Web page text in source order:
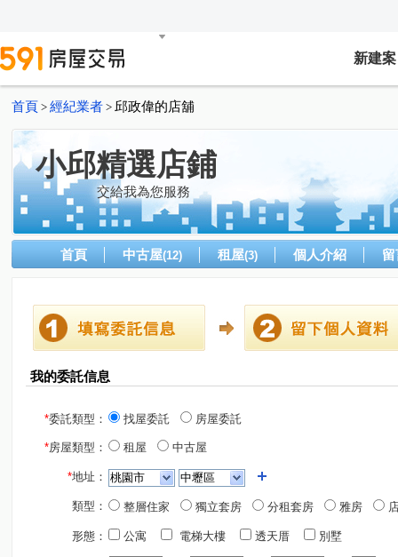
新建案
首頁 > 經紀業者 > 邱政偉的店舖
小邱精選店鋪
交給我為您服務
首頁 中古屋(12) 租屋(3) 個人介紹
我的委託信息
*委託類型： 找屋委託 房屋委託
*房屋類型： 租屋 中古屋
*地址：
類型： 整層住家 獨立套房 分租套房 雅房
形態： 公寓 電梯大樓 透天厝 別墅